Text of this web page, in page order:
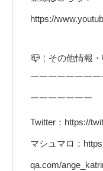
https://
📪￤その他情報
￣￣￣￣￣￣￣
￣￣￣￣￣￣￣
Twitter：https://
マシュマロ：
qa.com/